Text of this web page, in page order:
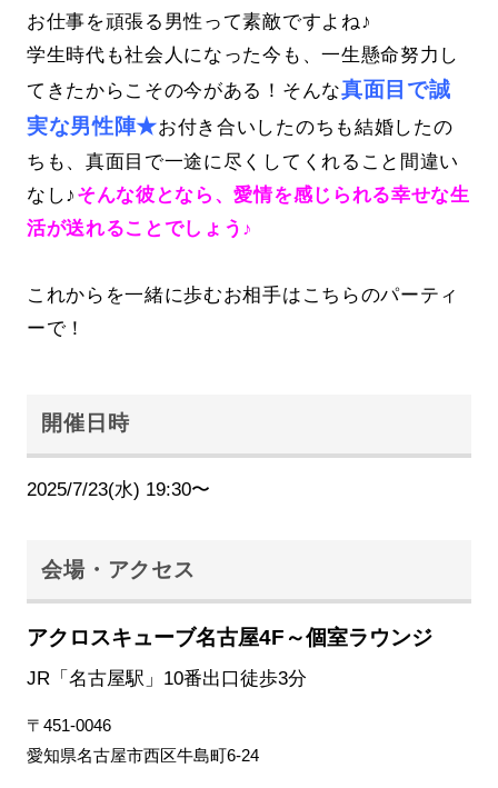
お仕事を頑張る男性って素敵ですよね♪
学生時代も社会人になった今も、一生懸命努力し
てきたからこその今がある！そんな真面目で誠
実な男性陣★お付き合いしたのちも結婚したの
ちも、真面目で一途に尽くしてくれること間違い
なし♪ そんな彼となら、愛情を感じられる幸せな生
活が送れることでしょう♪
これからを一緒に歩むお相手はこちらのパーティ
ーで！
開催日時
2025/7/23(水) 19:30〜
会場・アクセス
アクロスキューブ名古屋4F～個室ラウンジ
JR「名古屋駅」10番出口徒歩3分
〒451-0046
愛知県名古屋市西区牛島町6-24